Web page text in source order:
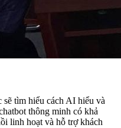
sẽ tìm hiểu cách AI hiểu và
thông minh có khả
linh hoạt và hỗ trợ khách